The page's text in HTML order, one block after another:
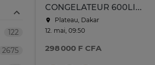
CONGELATEUR 600LITRES SMART TECHNOLOGY HORIZONTAL VITRINE
Plateau, Dakar
12. mai, 09:50
298 000 F CFA
122
2675